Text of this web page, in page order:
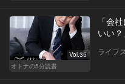
Vol.35
オトナの5分読書
「会
いい
ライフ